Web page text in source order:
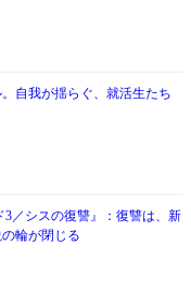
自我が揺らぐ、就活生たち
3／シスの復讐』：復讐は、新
輪が閉じる